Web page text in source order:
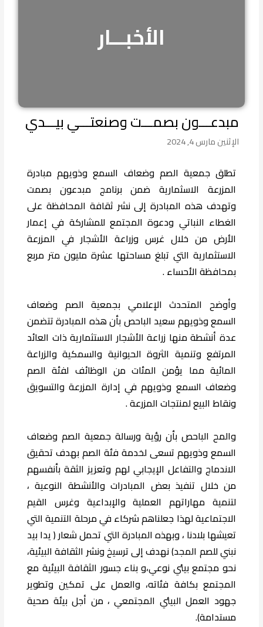
الأخبـــار
مبدعـــون بصمـــت وصنعتـــي بيـــدي
الإثنين مارس 4, 2024
تطلق جمعية الصم وضعاف السمع وذويهم مبادرة
المزرعة الاسثمارية ضمن برنامج مبدعون بصمت
وتهدف هذه المبادرة إلى نشر ثقافة المحافظة على
الغطاء النباتي ودعوة المجتمع للمشاركة في إعمار
الأرض من خلال غرس وزراعة الأشجار في المزرعة
الاستثمارية التي تبلغ مساحتها عشرة مليون متر مربع
بمحافظة الأحساء .
وأوضح المتحدث الإعلامي بجمعية الصم وضعاف
السمع وذويهم سعيد الباحص بأن هذه المبادرة تتضمن
عدة أنشطة منها زراعة الأشجار الاستثمارية ذات العائد
المرتفع وتنمية الثروة الحيوانية والسمكية والزراعة
المائية مما يؤمن المئات من الوظائف لفئة الصم
وضعاف السمع وذويهم في إدارة المزرعة والتسويق
ونقاط البيع لمنتجات المزرعة .
والمح الباحص بأن رؤية ورسالة جمعية الصم وضعاف
السمع وذويهم تسعى لخدمة فئة الصم بهدف تحقيق
الاندماج والتفاعل الإيجابي لهم وتعزيز الثقة بأنفسهم
من خلال تنفيذ بعض المبادرات والأنشطة النوعية ،
لتنمية مهاراتهم العملية والإبداعية وغرس القيم
الاجتماعية لهذا جعلناهم شركاء في مرحلة التنمية التي
تعيشها بلادنا ، وبهذه المبادرة التي تحمل شعار ( يدا بيد
نبني للصم المجد) نهدف إلى ترسيخ ونشر الثقافة البيئية،
نحو مجتمع بيئي نوعي،و بناء جسور الثقافة البيئية مع
المجتمع بكافة فئاته، والعمل على تمكين وتطوير
جهود العمل البيئي المجتمعي ، من أجل بيئة صحية
مستدامة).